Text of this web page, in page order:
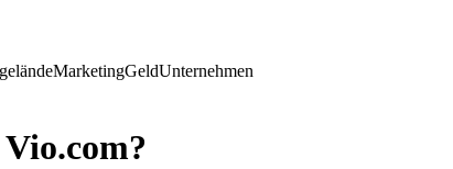
MarketingGeldUnternehmen